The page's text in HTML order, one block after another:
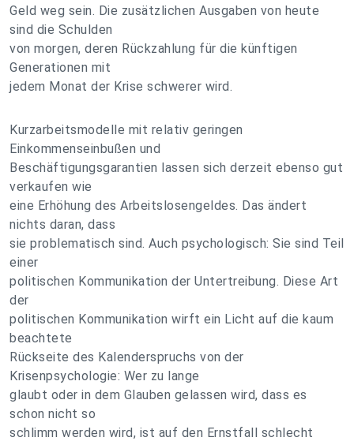
Geld weg sein. Die zusätzlichen Ausgaben von heute
sind die Schulden
von morgen, deren Rückzahlung für die künftigen
Generationen mit
jedem Monat der Krise schwerer wird.
Kurzarbeitsmodelle mit relativ geringen
Einkommenseinbußen und
Beschäftigungsgarantien lassen sich derzeit ebenso gut
verkaufen wie
eine Erhöhung des Arbeitslosengeldes. Das ändert
nichts daran, dass
sie problematisch sind. Auch psychologisch: Sie sind Teil
einer
politischen Kommunikation der Untertreibung. Diese Art
der
politischen Kommunikation wirft ein Licht auf die kaum
beachtete
Rückseite des Kalenderspruchs von der
Krisenpsychologie: Wer zu lange
glaubt oder in dem Glauben gelassen wird, dass es
schon nicht so
schlimm werden wird, ist auf den Ernstfall schlecht